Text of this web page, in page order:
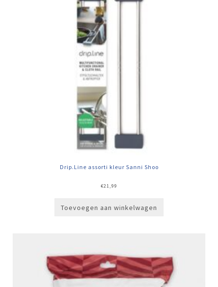
Drip.Line assorti kleur Sanni Shoo
€21,99
Toevoegen aan winkelwagen